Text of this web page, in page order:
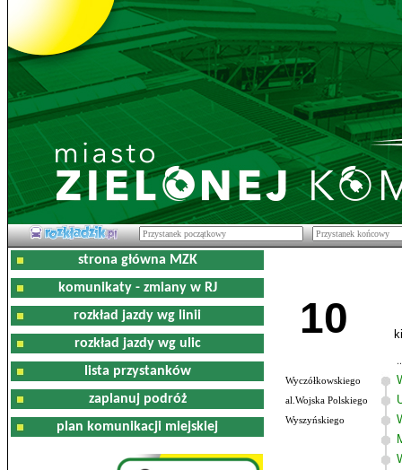
strona główna MZK
komunikaty - zmiany w RJ
rozkład jazdy wg linii
rozkład jazdy wg ulic
lista przystanków
zaplanuj podróż
plan komunikacji miejskiej
10
Wyczółkowskiego
al.Wojska Polskiego
Wyszyńskiego